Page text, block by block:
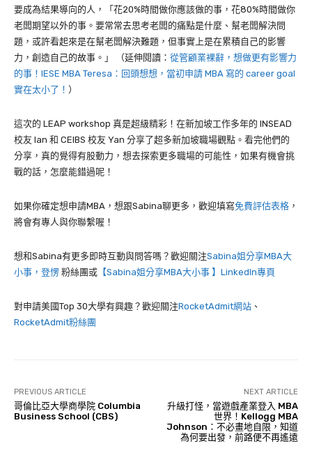
要成為結果導向的人，「花20%時間做你應該做的事，花80%時間做你
老闆期望以外的事。要常常去思考老闆的痛點是什麼、幫老闆解決問
題，或許看起來是在幫老闆解決難題，但事實上是在累積自己的影響
力，創造自己的故事。」
（延伸閱讀： 從管顧業裸辭，想做更有影響力
的事！IESE MBA Teresa：回頭想想，當初申請 MBA 寫的 career goal
實在太小了！ ）
這次的 LEAP workshop 真是超級精彩！在新加坡工作多年的 INSEAD
校友 Ian 和 CEIBS 校友 Yan 分享了超多新加坡職場觀點。看完他們的
分享，真的覺得有股動力，想去探索更多職場的可能性，如果有機會挑
戰的話，怎麼能錯過呢！
如果你確定想申請MBA，想跟Sabina聊更多，歡迎填寫免費評估表格 ，
將會有專人與你聯繫喔！
想和Sabina有更多即時互動與問答嗎？歡迎關注Sabina姐分享MBA大
小事，登愣 粉絲團或 【Sabina姐分享MBA大小事 】LinkedIn專頁
對申請美國Top 30大學有興趣？歡迎關注RocketAdmit網站 、
RocketAdmit粉絲團
PREVIOUS ARTICLE
哥倫比亞大學商學院 Columbia
Business School (CBS)
NEXT ARTICLE
升級打怪，當遊戲產業登入 MBA
世界！Kellogg MBA
Johnson：不必畫地自限，知道
為何要出發，前路便不再遙遠